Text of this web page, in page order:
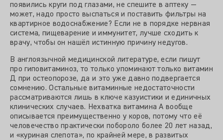
появились круги под глазами, не спешите в аптеку —
может, надо просто выспаться и поставить фильтры на
квартирное водоснабжение? Если не в порядке нервная
система, пищеварение и иммунитет, лучше сходить к
врачу, чтобы он нашёл истинную причину недугов.
В англоязычной медицинской литературе, если пишут
про гиповитаминоз, то только упоминают только витамин
Д при остеопорозе, да и это уже давно подвергается
сомнению. Остальные витаминные недостаточности
рассматриваются лишь в ключе казуистики и единичных
клинических случаев. Нехватка витамина А вообще
описывается преимущественно у коров, потому что её
человечество практически побороло более 20 лет назад,
и «куриная слепота», по крайней мере, в развитых